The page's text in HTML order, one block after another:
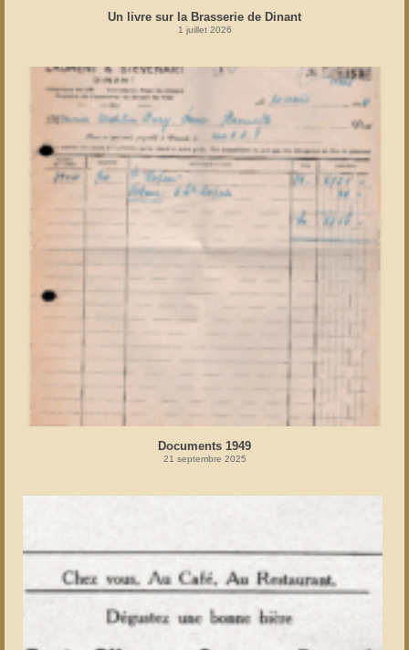
Un livre sur la Brasserie de Dinant
1 juillet 2026
Documents 1949
21 septembre 2025